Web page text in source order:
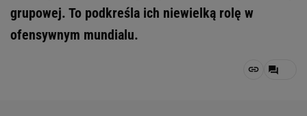
grupowej. To podkreśla ich niewielką rolę w
ofensywnym mundialu.